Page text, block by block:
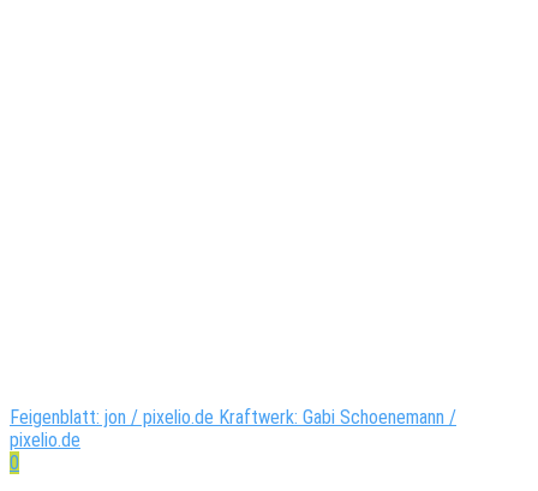
Feigenblatt: jon / pixelio.de Kraftwerk: Gabi Schoenemann /
pixelio.de
0